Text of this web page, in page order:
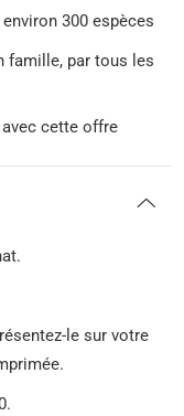
300 espèces
famille, par tous les
cette offre
le sur votre